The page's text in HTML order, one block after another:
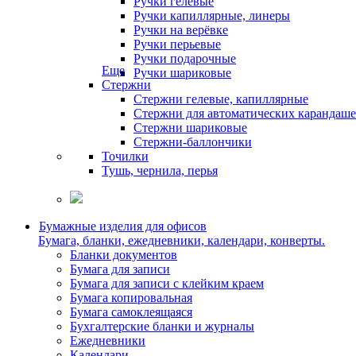
Ручки капиллярные, линеры
Ручки на верёвке
Ручки перьевые
Ручки подарочные
Ручки шариковые
Еще
Стержни
Стержни гелевые, капиллярные
Стержни для автоматических
Стержни шариковые
Стержни-баллончики
Точилки
Тушь, чернила, перья
Бумажные изделия для офисов
Бумага, бланки, ежедневники, календари, конверты.
Бланки документов
Бумага для записи
Бумага для записи с клейким краем
Бумага копировальная
Бумага самоклеящаяся
Бухгалтерские бланки и журналы
Ежедневники